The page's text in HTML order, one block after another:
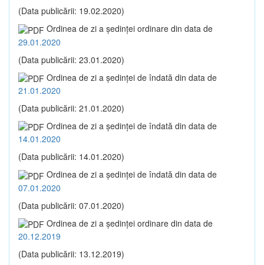
(Data publicării: 19.02.2020)
Ordinea de zi a şedinţei ordinare din data de
29.01.2020
(Data publicării: 23.01.2020)
Ordinea de zi a şedinţei de îndată din data de
21.01.2020
(Data publicării: 21.01.2020)
Ordinea de zi a şedinţei de îndată din data de
14.01.2020
(Data publicării: 14.01.2020)
Ordinea de zi a şedinţei de îndată din data de
07.01.2020
(Data publicării: 07.01.2020)
Ordinea de zi a şedinţei ordinare din data de
20.12.2019
(Data publicării: 13.12.2019)